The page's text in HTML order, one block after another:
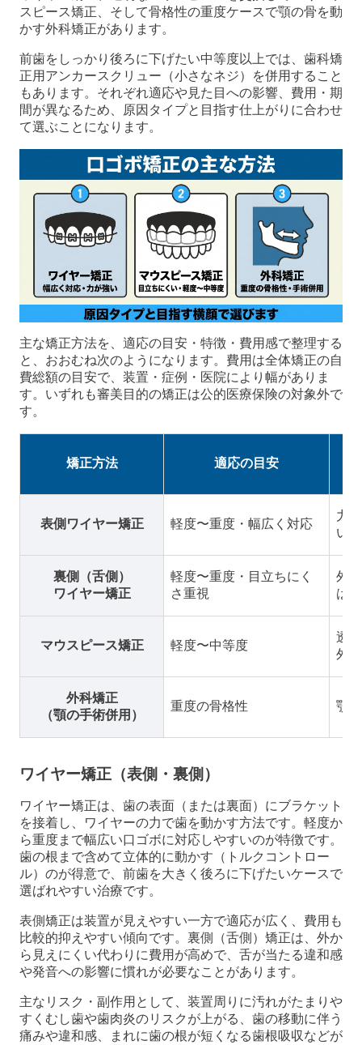
スピース矯正、そして骨格性の重度ケースで顎の骨を動
かす外科矯正があります。
前歯をしっかり後ろに下げたい中等度以上では、歯科矯
正用アンカースクリュー（小さなネジ）を併用すること
もあります。それぞれ適応や見た目への影響、費用・期
間が異なるため、原因タイプと目指す仕上がりに合わせ
て選ぶことになります。
主な矯正方法を、適応の目安・特徴・費用感で整理する
と、おおむね次のようになります。費用は全体矯正の自
費総額の目安で、装置・症例・医院により幅がありま
す。いずれも審美目的の矯正は公的医療保険の対象外で
す。
矯正方法 適応の目安
表側ワイヤー矯正 軽度〜重度・幅広く対応
力
い
裏側（舌側）
ワイヤー矯正
軽度〜重度・目立ちにく
さ重視
外
は
マウスピース矯正 軽度〜中等度
透
外
外科矯正
（顎の手術併用）
重度の骨格性 顎
ワイヤー矯正（表側・裏側）
ワイヤー矯正は、歯の表面（または裏面）にブラケット
を接着し、ワイヤーの力で歯を動かす方法です。軽度か
ら重度まで幅広い口ゴボに対応しやすいのが特徴です。
歯の根まで含めて立体的に動かす（トルクコントロー
ル）のが得意で、前歯を大きく後ろに下げたいケースで
選ばれやすい治療です。
表側矯正は装置が見えやすい一方で適応が広く、費用も
比較的抑えやすい傾向です。裏側（舌側）矯正は、外か
ら見えにくい代わりに費用が高めで、舌が当たる違和感
や発音への影響に慣れが必要なことがあります。
主なリスク・副作用として、装置周りに汚れがたまりや
すくむし歯や歯肉炎のリスクが上がる、歯の移動に伴う
痛みや違和感、まれに歯の根が短くなる歯根吸収などが